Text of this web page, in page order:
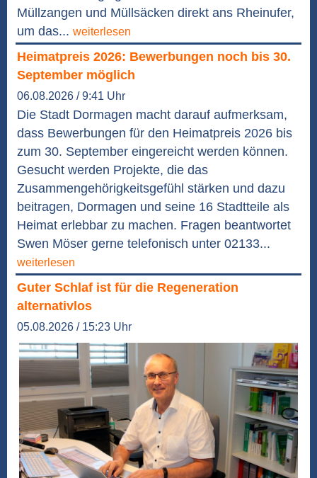
Müllzangen und Müllsäcken direkt ans Rheinufer,
um das... weiterlesen
Heimatpreis 2026: Bewerbungen noch bis 30.
September möglich
06.08.2026 / 9:41 Uhr
Die Stadt Dormagen macht darauf aufmerksam,
dass Bewerbungen für den Heimatpreis 2026 bis
zum 30. September eingereicht werden können.
Gesucht werden Projekte, die das
Zusammengehörigkeitsgefühl stärken und dazu
beitragen, Dormagen und seine 16 Stadtteile als
Heimat erlebbar zu machen. Fragen beantwortet
Swen Möser gerne telefonisch unter 02133...
weiterlesen
Guter Schlaf ist für die Regeneration
alternativlos
05.08.2026 / 15:23 Uhr